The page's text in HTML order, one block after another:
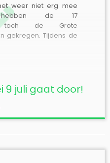
weer niet erg mee
de 17
toch de Grote
gekregen. Tijdens de
9 juli gaat door!